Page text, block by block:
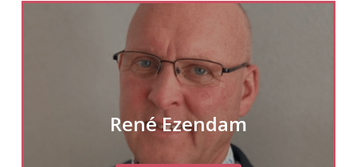
René Ezendam